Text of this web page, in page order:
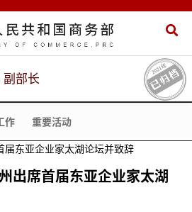
部长
作 重要活动
出席首届东亚企业家太湖